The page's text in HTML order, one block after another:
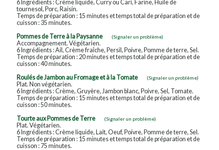
6 Ingrédients : Crème liquide, Curry ou Cari, Farine, Huile de
tournesol, Porc, Raisin.
Temps de préparation : 15 minutes et temps total de préparation et de
cuisson : 35 minutes.
Pommes de Terre à la Paysanne
(Signaler un problème)
Accompagnement. Végétarien.
6 Ingrédients : Ail, Crème fraîche, Persil, Poivre, Pomme de terre, Sel.
Temps de préparation : 20 minutes et temps total de préparation et de
cuisson : 40 minutes.
Roulés de Jambon au Fromage et à la Tomate
(Signaler un problème)
Plat. Non végétarien.
6 Ingrédients : Crème, Gruyère, Jambon blanc, Poivre, Sel, Tomate.
Temps de préparation : 15 minutes et temps total de préparation et de
cuisson : 50 minutes.
Tourte aux Pommes de Terre
(Signaler un problème)
Plat. Végétarien.
6 Ingrédients : Crème liquide, Lait, Oeuf, Poivre, Pomme de terre, Sel.
Temps de préparation : 15 minutes et temps total de préparation et de
cuisson : 75 minutes.